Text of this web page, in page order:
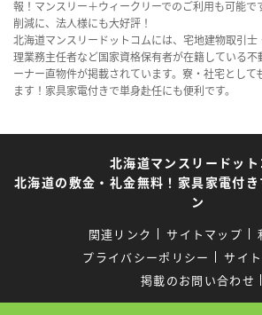
報！マンスリー＋ウィークリーでのご利用も可能で
削減に、法人様にも大好評！
北海道マンスリードットコムには、宅地建物取引
理業務主任者など国家資格保有者が在籍している
ーナー直物件が掲載されています。寮・社宅として
ます！家具家電付きで単身赴任にも便利です。
北海道マンスリードット
北海道の敷金・礼金無料！家具家電付
ン
関連リンク サイトマップ
プライバシーポリシー
サイ
掲載のお問い合わせ